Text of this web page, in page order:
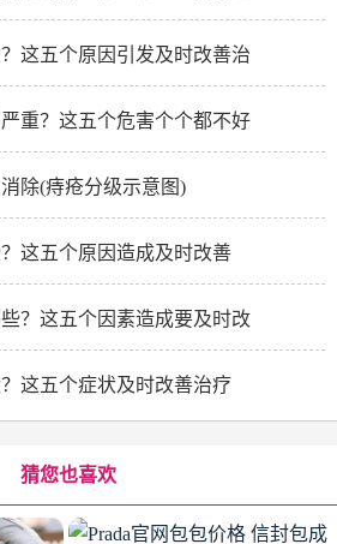
这五个原因引发及时改善治
重？这五个危害个个都不好
除(痔疮分级示意图)
这五个原因造成及时改善
？这五个因素造成要及时改
这五个症状及时改善治疗
猜您也喜欢